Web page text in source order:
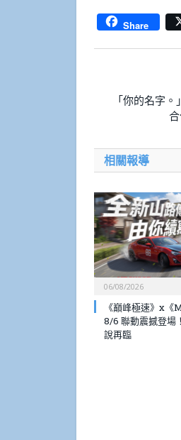
Share
「你的名字
相關報導
06/08/2026
《巔峰極速》x《
8/6 聯動震撼登場
說再臨